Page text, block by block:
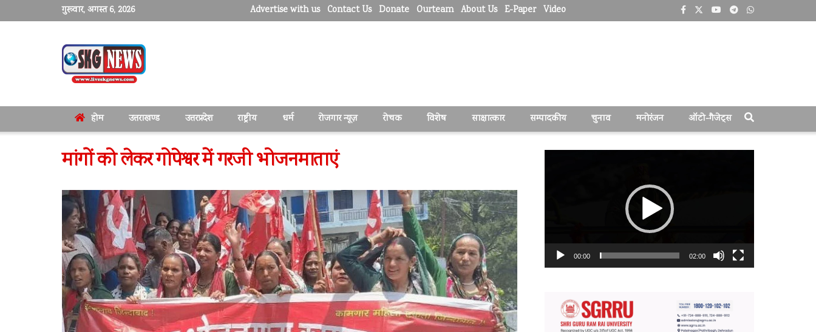
गुरूवार, अगस्त 6, 2026 Advertise with us Contact Us Donate Ourteam About Us E-Paper Video
होम उत्तराखण्ड उत्तरप्रदेश राष्ट्रीय धर्म रोजगार न्यूज़ रोचक विशेष साक्षात्कार सम्पादकीय चुनाव मनोरंजन ऑटो-गैजेट्स
मांगों को लेकर गोपेश्वर में गरजी भोजनमाताएं
00:00 02:00